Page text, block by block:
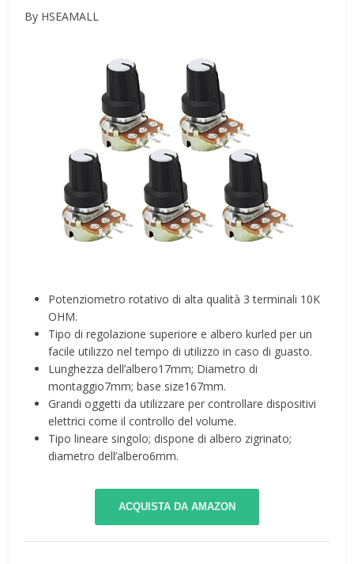
By HSEAMALL
Potenziometro rotativo di alta qualità 3 terminali 10K
OHM.
Tipo di regolazione superiore e albero kurled per un
facile utilizzo nel tempo di utilizzo in caso di guasto.
Lunghezza dell’albero17mm; Diametro di
montaggio7mm; base size167mm.
Grandi oggetti da utilizzare per controllare dispositivi
elettrici come il controllo del volume.
Tipo lineare singolo; dispone di albero zigrinato;
diametro dell’albero6mm.
ACQUISTA DA AMAZON